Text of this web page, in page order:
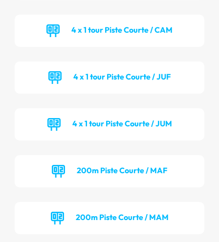
4 x 1 tour Piste Courte / CAM
4 x 1 tour Piste Courte / JUF
4 x 1 tour Piste Courte / JUM
200m Piste Courte / MAF
200m Piste Courte / MAM